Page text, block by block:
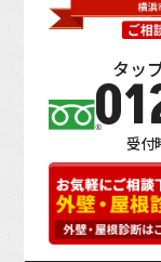
タッ
受付